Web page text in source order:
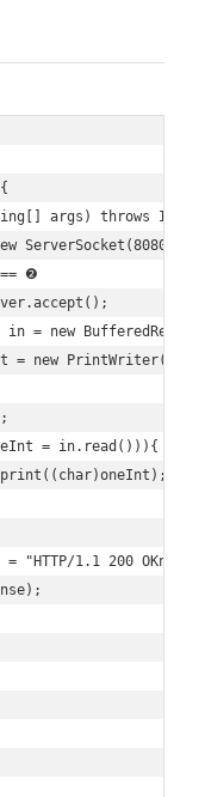
args) throws
ServerSocket(8080);
❷
= new
= new
= in.read())){
"HTTP/1.1 200